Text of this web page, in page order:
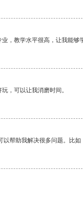
，教学水平很高，让我能够
，可以让我消磨时间。
以帮助我解决很多问题。比